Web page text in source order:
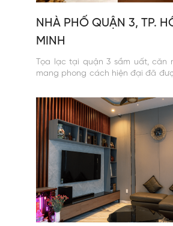
NHÀ PHỐ QUẬN 3, TP.
MINH
Tọa lạc tại quận 3 sầm uất, căn
mang phong cách hiện đại đã
chiếu sáng thông minh, kiến tạo
đầy cảm xúc.